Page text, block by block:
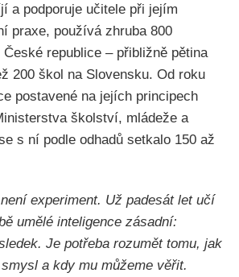
a podporuje učitele při jejím
praxe, používá zhruba 800
republice – přibližně pětina
200 škol na Slovensku. Od roku
postavené na jejích principech
školství, mládeže a
s ní podle odhadů setkalo 150 až
experiment. Už padesát let učí
umělé inteligence zásadní:
Je potřeba rozumět tomu, jak
a kdy mu můžeme věřit.